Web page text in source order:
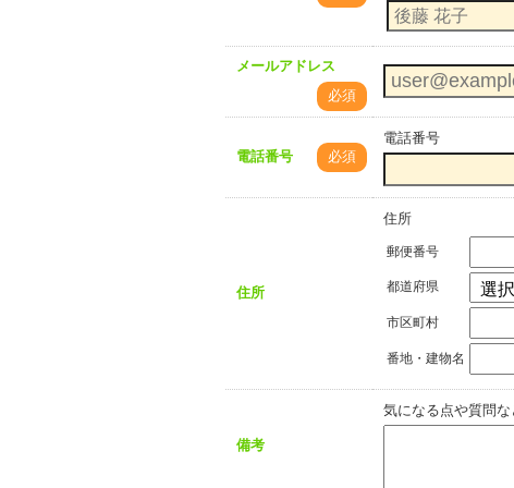
メールアドレス
必須
電話番号 必須
電話番号
住所
住所
郵便番号
都道府県
市区町村
番地・建物名
備考
気になる点や質問な